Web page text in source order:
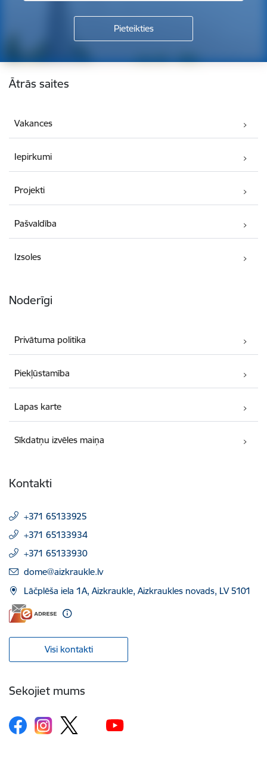
Kājene
Ātrās saites
Vakances
Iepirkumi
Projekti
Pašvaldība
Izsoles
Noderīgi
Privātuma politika
Piekļūstamība
Lapas karte
Sīkdatņu izvēles maiņa
Kontakti
+371 65133925
+371 65133934
+371 65133930
E-pasts:
dome@aizkraukle.lv
Lāčplēša iela 1A, Aizkraukle, Aizkraukles novads, LV 5101
Visi kontakti
Sekojiet mums